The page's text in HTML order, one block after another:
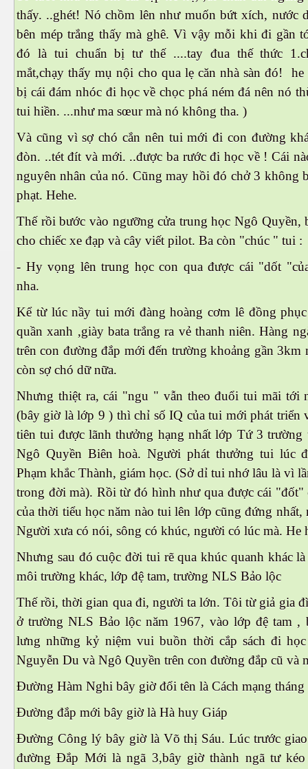
thấy. ..ghét! Nó chồm lên như muốn bứt xích, nước
bên mép trắng thấy mà ghê. Vì vậy mỗi khi đi gần
đó là tui chuẩn bị tư thế ....tay đua thế thức
mắt,chạy thấy mụ nội cho qua lẹ căn nhà sàn đó! he
bị cái đám nhóc đi học về chọc phá ném đá nên nó
tui hiền. ...như ma sœur mà nó không tha. )
Và cũng vì sợ chó cắn nên tui mới đi con đường
đòn. ..tét đít và mới. ..được ba rước đi học về ! Cái
nguyên nhân của nó. Cũng may hồi đó chở 3 không
phạt. Hehe.
Thế rồi bước vào ngưỡng cửa trung học Ngô Quyền,
cho chiếc xe đạp và cây viết pilot. Ba còn "chúc " tui :
- Hy vọng lên trung học con qua được cái "dốt
nha.
Kể từ lúc nầy tui mới đàng hoàng cơm lê đồng
quần xanh ,giày bata trắng ra vẻ thanh niên. Hàng
trên con đường đắp mới đến trường khoảng gần 3km
còn sợ chó dữ nữa.
Nhưng thiệt ra, cái "ngu " vẫn theo đuổi tui mãi tới
(bây giờ là lớp 9 ) thì chỉ số IQ của tui mới phát triển
tiên tui được lãnh thưởng hạng nhất lớp Tứ 3 trường
Ngô Quyền Biên hoà. Người phát thưởng tui lúc
Phạm khắc Thành, giám học. (Sở dỉ tui nhớ lâu là vì
trong đời mà). Rồi từ đó hình như qua được cái "đốt"
của thời tiểu học năm nào tui lên lớp cũng đứng nhất,
Người xưa có nói, sông có khúc, người có lúc mà. He
Nhưng sau đó cuộc đời tui rẽ qua khúc quanh khác
môi trường khác, lớp đệ tam, trường NLS Bảo lộc
Thế rồi, thời gian qua đi, người ta lớn. Tôi từ giả gia
ở trường NLS Bảo lộc năm 1967, vào lớp đệ tam ,
lưng những kỷ niệm vui buồn thời cắp sách đi
Nguyễn Du và Ngô Quyền trên con đường đắp cũ và
Đường Hàm Nghi bây giờ đổi tên là Cách mạng tháng
Đường đắp mới bây giờ là Hà huy Giáp
Đường Công lý bây giờ là Võ thị Sáu. Lúc trước
đường Đắp Mới là ngã 3,bây giờ thành ngã tư kéo
nước
heo